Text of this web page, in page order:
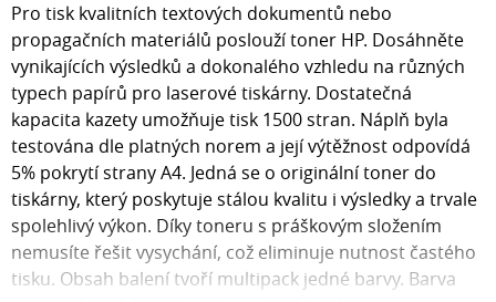
Pro tisk kvalitních textových dokumentů nebo
propagačních materiálů poslouží toner HP. Dosáhněte
vynikajících výsledků a dokonalého vzhledu na různých
typech papírů pro laserové tiskárny. Dostatečná
kapacita kazety umožňuje tisk 1500 stran. Náplň byla
testována dle platných norem a její výtěžnost odpovídá
5% pokrytí strany A4. Jedná se o originální toner do
tiskárny, který poskytuje stálou kvalitu i výsledky a trvale
spolehlivý výkon. Díky toneru s práškovým složením
nemusíte řešit vysychání, což eliminuje nutnost častého
tisku. Obsah balení tvoří multipack jedné barvy. Barva